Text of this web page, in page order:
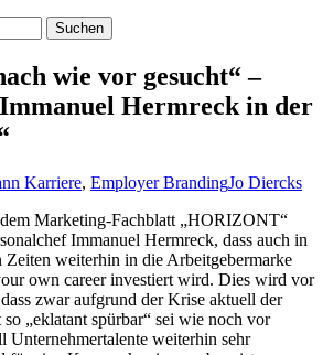
wie vor gesucht“ –
Hermreck in der
Karriere, Employer BrandingJo Diercks
Marketing-Fachblatt „HORIZONT“
Immanuel Hermreck, dass auch in
Zeiten weiterhin in die Arbeitgebermarke
own career investiert wird. Dies wird vor
zwar aufgrund der Krise aktuell der
„eklatant spürbar“ sei wie noch vor
Unternehmertalente weiterhin sehr